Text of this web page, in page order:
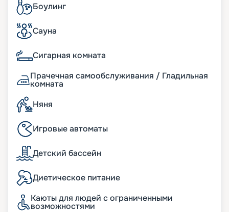
Боулинг
Сауна
Сигарная комната
Прачечная самообслуживания / Гладильная
комната
Няня
Игровые автоматы
Детский бассейн
Диетическое питание
Каюты для людей с ограниченными
возможностями